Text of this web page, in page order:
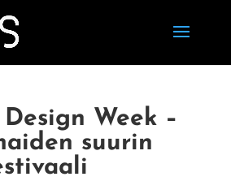
Week –
suurin